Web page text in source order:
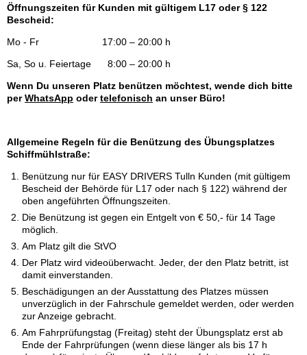
Öffnungszeiten für Kunden mit gültigem L17 oder § 122
Bescheid:
Mo - Fr 17:00 – 20:00 h
Sa, So u. Feiertage 8:00 – 20:00 h
Wenn Du unseren Platz benützen möchtest, wende dich bitte
perWhatsApp odertelefonisch an unser Büro!
Allgemeine Regeln für die Benützung des Übungsplatzes
Schiffmühlstraße:
Benützung nur für EASY DRIVERS Tulln Kunden (mit gültigem
Bescheid der Behörde für L17 oder nach § 122) während der
oben angeführten Öffnungszeiten.
Die Benützung ist gegen ein Entgelt von € 50,- für 14 Tage
möglich.
Am Platz gilt die StVO
Der Platz wird videoüberwacht. Jeder, der den Platz betritt, ist
damit einverstanden.
Beschädigungen an der Ausstattung des Platzes müssen
unverzüglich in der Fahrschule gemeldet werden, oder werden
zur Anzeige gebracht.
Am Fahrprüfungstag (Freitag) steht der Übungsplatz erst ab
Ende der Fahrprüfungen (wenn diese länger als bis 17 h